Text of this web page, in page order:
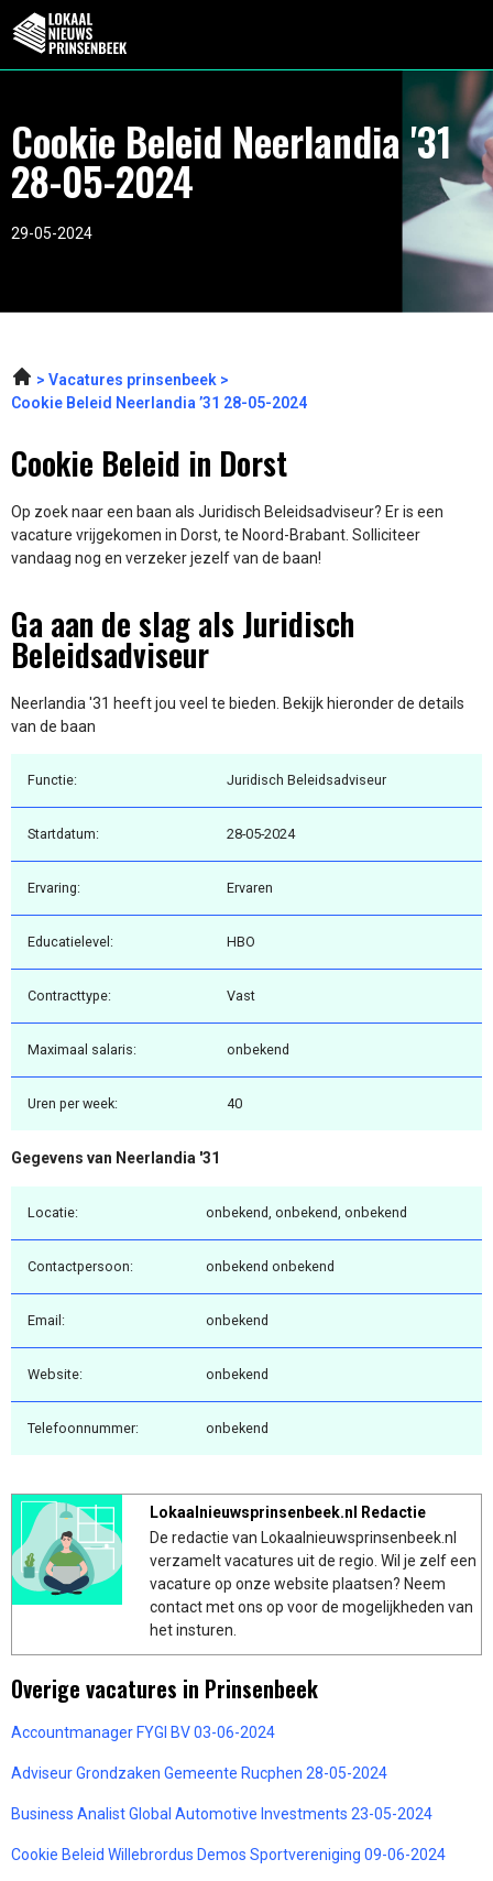
Cookie Beleid Neerlandia '31
28-05-2024
29-05-2024
Vacatures prinsenbeek
Cookie Beleid Neerlandia ’31 28-05-2024
Cookie Beleid in Dorst
Op zoek naar een baan als Juridisch Beleidsadviseur? Er is een
vacature vrijgekomen in Dorst, te Noord-Brabant. Solliciteer
vandaag nog en verzeker jezelf van de baan!
Ga aan de slag als Juridisch
Beleidsadviseur
Neerlandia '31 heeft jou veel te bieden. Bekijk hieronder de details
van de baan
Functie: Juridisch Beleidsadviseur
Startdatum: 28-05-2024
Ervaring: Ervaren
Educatielevel: HBO
Contracttype: Vast
Maximaal salaris: onbekend
Uren per week: 40
Gegevens van Neerlandia '31
Locatie: onbekend, onbekend, onbekend
Contactpersoon: onbekend onbekend
Email: onbekend
Website: onbekend
Telefoonnummer: onbekend
Lokaalnieuwsprinsenbeek.nl Redactie
De redactie van Lokaalnieuwsprinsenbeek.nl
verzamelt vacatures uit de regio. Wil je zelf een
vacature op onze website plaatsen? Neem
contact met ons op voor de mogelijkheden van
het insturen.
Overige vacatures in Prinsenbeek
Accountmanager FYGI BV 03-06-2024
Adviseur Grondzaken Gemeente Rucphen 28-05-2024
Business Analist Global Automotive Investments 23-05-2024
Cookie Beleid Willebrordus Demos Sportvereniging 09-06-2024